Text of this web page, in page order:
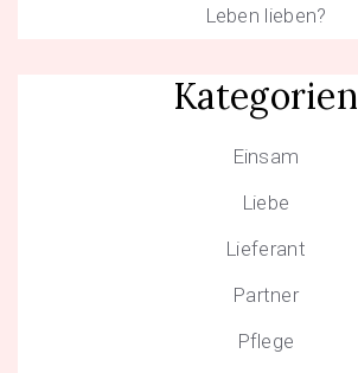
Leben lieben?
Kategorien
Einsam
Liebe
Lieferant
Partner
Pflege